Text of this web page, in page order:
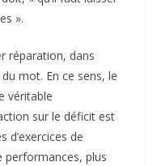
».
réparation, dans
mot. En ce sens, le
véritable
sur le déficit est
d’exercices de
performances, plus